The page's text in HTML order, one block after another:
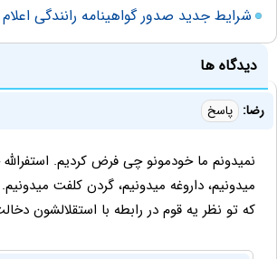
شرایط جدید صدور گواهینامه رانندگی
دیدگاه ها
رضا: پاسخ
نمیدونم ما خودمونو چی فرض کردیم.
میدونیم، داروغه میدونیم، گردن کلفت
که تو نظر یه قوم در رابطه با استقلالشون